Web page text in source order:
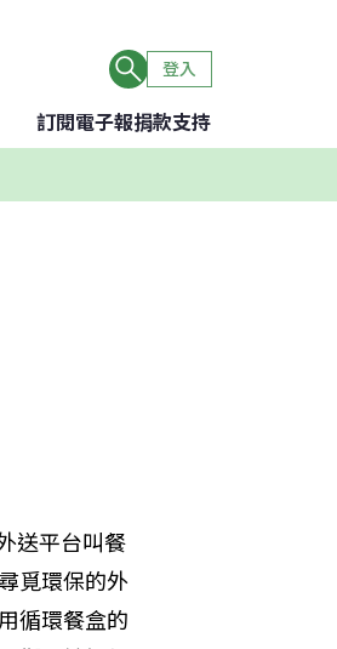
登入
訂閱電子報捐款支持
送平台叫餐
覓環保的外
循環餐盒的